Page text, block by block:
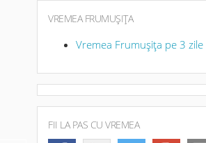
VREMEA FRUMUŞIŢA
Vremea Frumuşiţa pe 3 zile
FII LA PAS CU VREMEA